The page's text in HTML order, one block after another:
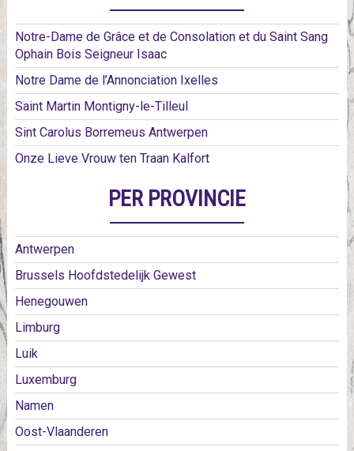
Notre-Dame de Grâce et de Consolation et du Saint Sang
Ophain Bois Seigneur Isaac
Notre Dame de l’Annonciation Ixelles
Saint Martin Montigny-le-Tilleul
Sint Carolus Borremeus Antwerpen
Onze Lieve Vrouw ten Traan Kalfort
PER PROVINCIE
Antwerpen
Brussels Hoofdstedelijk Gewest
Henegouwen
Limburg
Luik
Luxemburg
Namen
Oost-Vlaanderen